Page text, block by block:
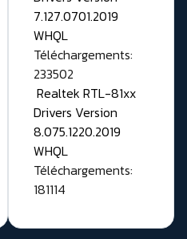
7.127.0701.2019
WHQL
Téléchargements:
233502
Realtek RTL-81xx
Drivers Version
8.075.1220.2019
WHQL
Téléchargements:
181114